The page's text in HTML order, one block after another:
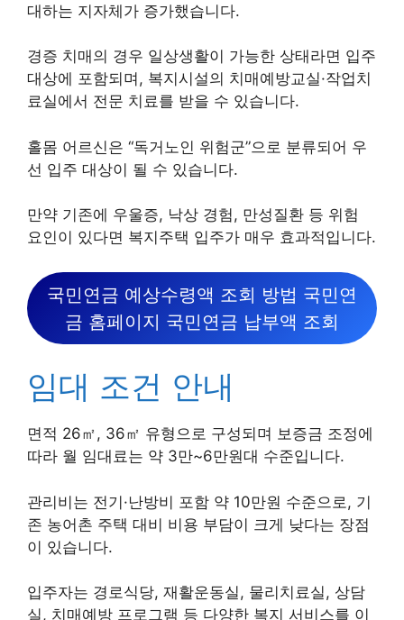
대하는 지자체가 증가했습니다.
경증 치매의 경우 일상생활이 가능한 상태라면 입주
대상에 포함되며, 복지시설의 치매예방교실·작업치
료실에서 전문 치료를 받을 수 있습니다.
홀몸 어르신은 “독거노인 위험군”으로 분류되어 우
선 입주 대상이 될 수 있습니다.
만약 기존에 우울증, 낙상 경험, 만성질환 등 위험
요인이 있다면 복지주택 입주가 매우 효과적입니다.
국민연금 예상수령액 조회 방법 국민연
금 홈페이지 국민연금 납부액 조회
임대 조건 안내
면적 26㎡, 36㎡ 유형으로 구성되며 보증금 조정에
따라 월 임대료는 약 3만~6만원대 수준입니다.
관리비는 전기·난방비 포함 약 10만원 수준으로, 기
존 농어촌 주택 대비 비용 부담이 크게 낮다는 장점
이 있습니다.
입주자는 경로식당, 재활운동실, 물리치료실, 상담
실, 치매예방 프로그램 등 다양한 복지 서비스를 이